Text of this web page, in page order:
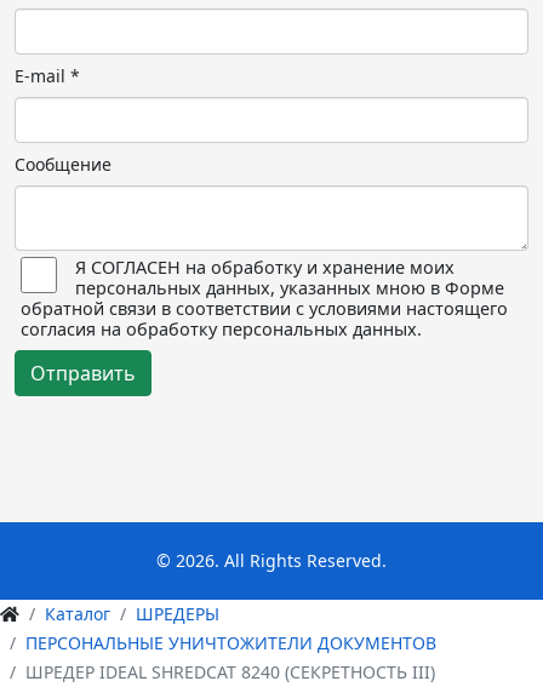
E-mail *
Сообщение
Я СОГЛАСЕН на обработку и хранение моих
персональных данных, указанных мною в Форме
обратной связи в соответствии с условиями настоящего
согласия на обработку персональных данных.
Отправить
© 2026. All Rights Reserved.
Каталог
ШРЕДЕРЫ
ПЕРСОНАЛЬНЫЕ УНИЧТОЖИТЕЛИ ДОКУМЕНТОВ
ШРЕДЕР IDEAL SHREDCAT 8240 (СЕКРЕТНОСТЬ III)